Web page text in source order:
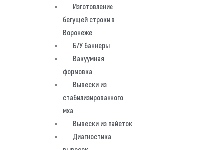
Изготовление
бегущей строки в
Воронеже
Б/У баннеры
Вакуумная
формовка
Вывески из
стабилизированного
мха
Вывески из пайеток
Диагностика